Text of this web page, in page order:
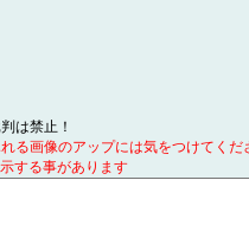
は禁止！
る画像のアップには気をつけてくだ
する事があります